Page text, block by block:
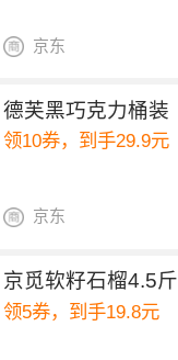
京东
德芙黑巧克力桶装
领10券，到手29.9元
京东
京觅软籽石榴4.5斤
领5券，到手19.8元